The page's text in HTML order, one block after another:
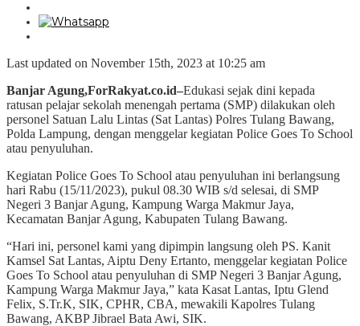
Last updated on November 15th, 2023 at 10:25 am
Banjar Agung,ForRakyat.co.id–Edukasi sejak dini kepada
ratusan pelajar sekolah menengah pertama (SMP) dilakukan oleh
personel Satuan Lalu Lintas (Sat Lantas) Polres Tulang Bawang,
Polda Lampung, dengan menggelar kegiatan Police Goes To School
atau penyuluhan.
Kegiatan Police Goes To School atau penyuluhan ini berlangsung
hari Rabu (15/11/2023), pukul 08.30 WIB s/d selesai, di SMP
Negeri 3 Banjar Agung, Kampung Warga Makmur Jaya,
Kecamatan Banjar Agung, Kabupaten Tulang Bawang.
“Hari ini, personel kami yang dipimpin langsung oleh PS. Kanit
Kamsel Sat Lantas, Aiptu Deny Ertanto, menggelar kegiatan Police
Goes To School atau penyuluhan di SMP Negeri 3 Banjar Agung,
Kampung Warga Makmur Jaya,” kata Kasat Lantas, Iptu Glend
Felix, S.Tr.K, SIK, CPHR, CBA, mewakili Kapolres Tulang
Bawang, AKBP Jibrael Bata Awi, SIK.